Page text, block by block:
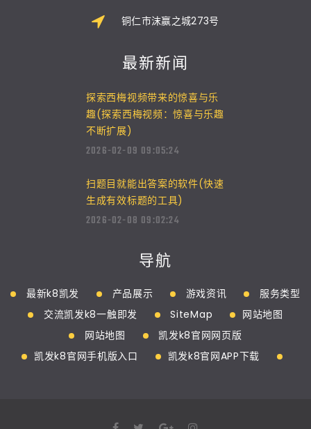
铜仁市沫赢之城273号
最新新闻
探索西梅视频带来的惊喜与乐
趣(探索西梅视频：惊喜与乐趣
不断扩展)
2026-02-09 09:05:24
扫题目就能出答案的软件(快速
生成有效标题的工具)
2026-02-08 09:02:24
导航
最新k8凯发 产品展示 游戏资讯
服务类型
交流凯发k8一触即发
SiteMap
网站地图
网站地图
凯发k8官网网页版
凯发k8官网手机版入口
凯发k8官网APP下载